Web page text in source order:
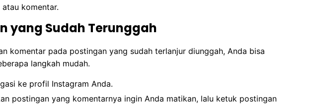
komentar.
yang Sudah Terunggah
komentar pada postingan yang sudah terlanjur diunggah, Anda bisa
langkah mudah.
ke profil Instagram Anda.
postingan yang komentarnya ingin Anda matikan, lalu ketuk postingan